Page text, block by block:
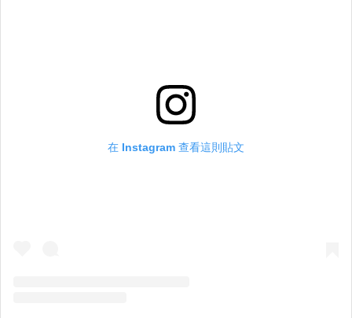
在 Instagram 查看這則貼文